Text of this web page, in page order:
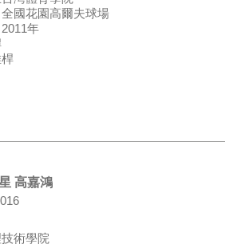
國花園高爾夫球場
年
高嘉鴻
術學院